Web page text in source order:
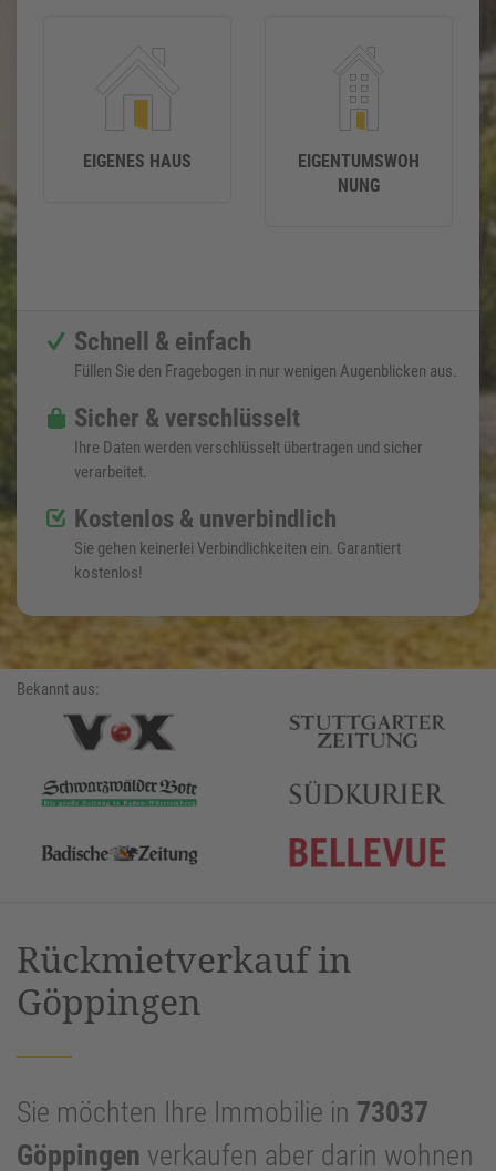
EIGENES HAUS
EIGENTUMSWOH
NUNG
Schnell & einfach
Füllen Sie den Fragebogen in nur wenigen Augenblicken aus.
Sicher & verschlüsselt
Ihre Daten werden verschlüsselt übertragen und sicher
verarbeitet.
Kostenlos & unverbindlich
Sie gehen keinerlei Verbindlichkeiten ein. Garantiert
kostenlos!
Bekannt aus:
Rückmietverkauf in
Göppingen
Sie möchten Ihre Immobilie in 73037
Göppingen verkaufen aber darin wohnen